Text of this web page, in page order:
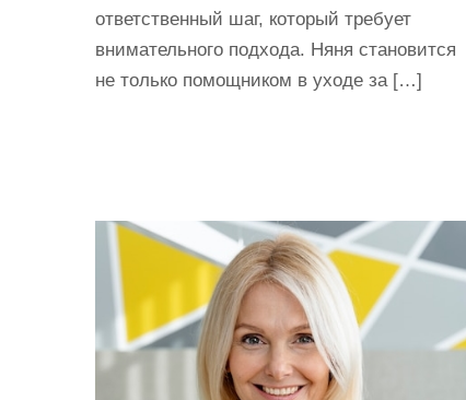
ответственный шаг, который требует
внимательного подхода. Няня становится
не только помощником в уходе за […]